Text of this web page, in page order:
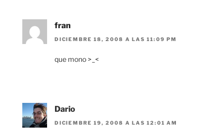
fran
DICIEMBRE 18, 2008 A LAS 11:09 PM
que mono >_<
Dario
DICIEMBRE 19, 2008 A LAS 12:01 AM